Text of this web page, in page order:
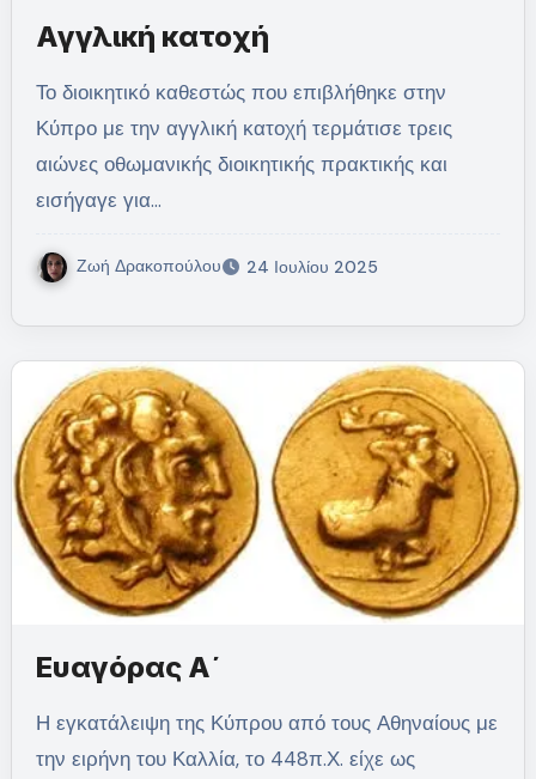
Αγγλική κατοχή
Το διοικητικό καθεστώς που επιβλήθηκε στην
Κύπρο με την αγγλική κατοχή τερμάτισε τρεις
αιώνες οθωμανικής διοικητικής πρακτικής και
εισήγαγε για…
Ζωή Δρακοπούλου 24 Ιουλίου 2025
Ευαγόρας Α΄
Η εγκατάλειψη της Κύπρου από τους Αθηναίους με
την ειρήνη του Καλλία, το 448π.Χ. είχε ως